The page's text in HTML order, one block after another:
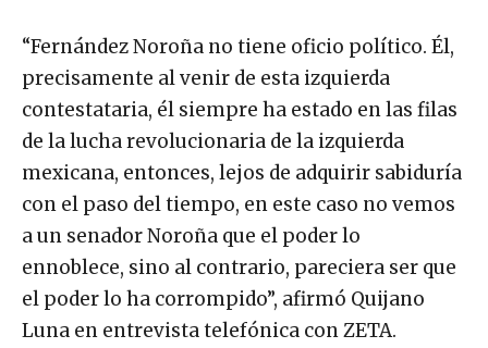
“Fernández Noroña no tiene oficio político. Él,
precisamente al venir de esta izquierda
contestataria, él siempre ha estado en las filas
de la lucha revolucionaria de la izquierda
mexicana, entonces, lejos de adquirir sabiduría
con el paso del tiempo, en este caso no vemos
a un senador Noroña que el poder lo
ennoblece, sino al contrario, pareciera ser que
el poder lo ha corrompido”, afirmó Quijano
Luna en entrevista telefónica con ZETA.